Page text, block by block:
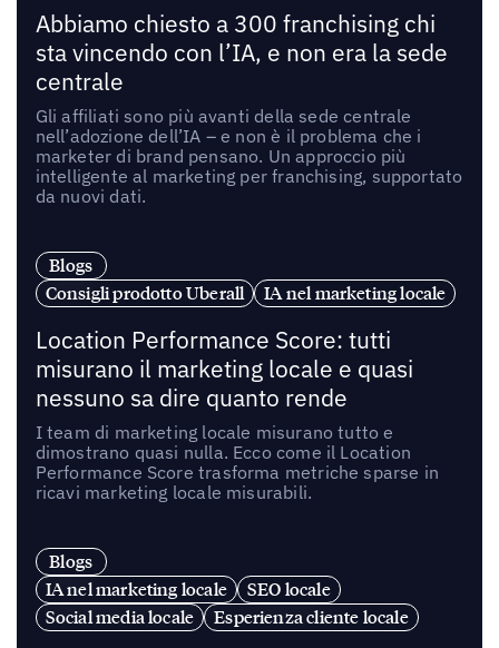
Abbiamo chiesto a 300 franchising chi
sta vincendo con l’IA, e non era la sede
centrale
Gli affiliati sono più avanti della sede centrale
nell’adozione dell’IA – e non è il problema che i
marketer di brand pensano. Un approccio più
intelligente al marketing per franchising, supportato
da nuovi dati.
Blogs
Consigli prodotto Uberall
IA nel marketing locale
Location Performance Score: tutti
misurano il marketing locale e quasi
nessuno sa dire quanto rende
I team di marketing locale misurano tutto e
dimostrano quasi nulla. Ecco come il Location
Performance Score trasforma metriche sparse in
ricavi marketing locale misurabili.
Blogs
IA nel marketing locale
SEO locale
Social media locale
Esperienza cliente locale